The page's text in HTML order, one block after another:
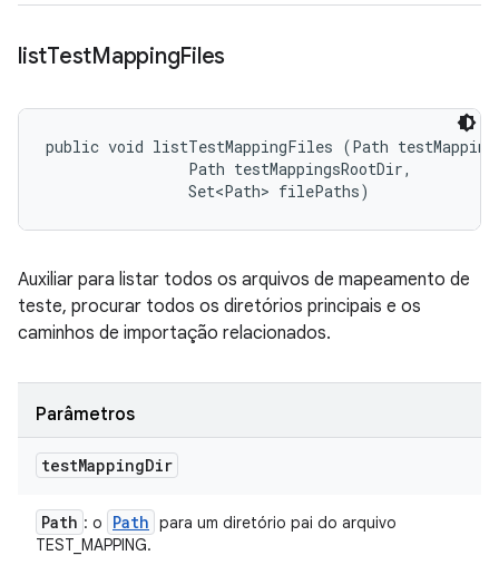
listTestMappingFiles
public void listTestMappingFiles (Path
                Path testMappingsRootDir,
                Set<Path> filePaths)
Auxiliar para listar todos os arquivos de mapeamento de
teste, procurar todos os diretórios principais e os
caminhos de importação relacionados.
Parâmetros
testMappingDir
Path : o Path para um diretório pai do arquivo
TEST_MAPPING.